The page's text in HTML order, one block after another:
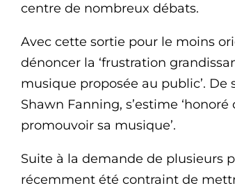
centre de nombreux débats.
Avec cette sortie pour le moins
dénoncer la ‘frustration
musique proposée au public’.
Shawn Fanning, s’estime
promouvoir sa musique’.
Suite à la demande de plusieurs
récemment été contraint de